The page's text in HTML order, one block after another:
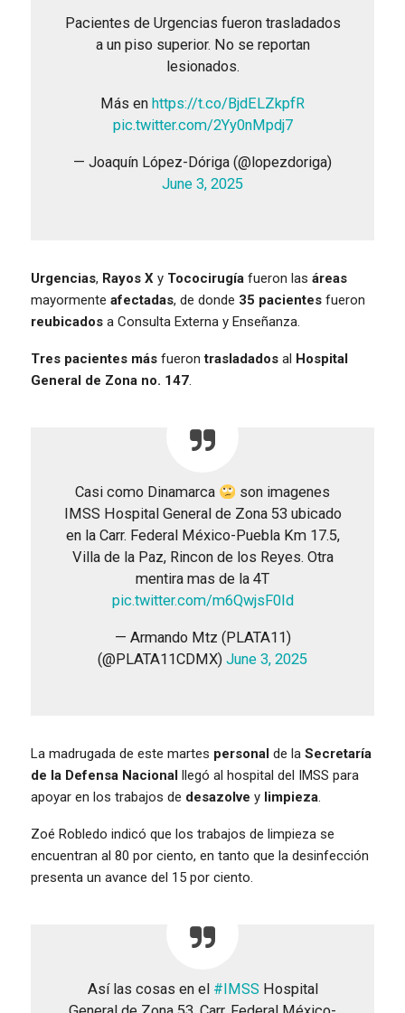
Pacientes de Urgencias fueron trasladados
a un piso superior. No se reportan
lesionados.
Más en https://t.co/BjdELZkpfR
pic.twitter.com/2Yy0nMpdj7
— Joaquín López-Dóriga (@lopezdoriga)
June 3, 2025
Urgencias, Rayos X y Tococirugía fueron las áreas
mayormente afectadas, de donde 35 pacientes fueron
reubicados a Consulta Externa y Enseñanza.
Tres pacientes más fuerontrasladados al Hospital
General de Zona no. 147.
Casi como Dinamarca
son imagenes
IMSS Hospital General de Zona 53 ubicado
en la Carr. Federal México-Puebla Km 17.5,
Villa de la Paz, Rincon de los Reyes. Otra
mentira mas de la 4T
pic.twitter.com/m6QwjsF0Id
— Armando Mtz (PLATA11)
(@PLATA11CDMX) June 3, 2025
La madrugada de este martes personal de la Secretaría
de la Defensa Nacional
llegó al hospital del IMSS para
apoyar en los trabajos de desazolve y limpieza.
Zoé Robledo indicó que los trabajos de limpieza se
encuentran al 80 por ciento, en tanto que la desinfección
presenta un avance del 15 por ciento.
Así las cosas en el #IMSS Hospital